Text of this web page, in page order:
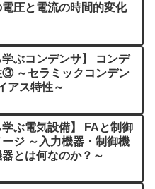
電圧と電流の時間的変化
学ぶコンデンサ】 コンデ
③ ～セラミックコンデン
アス特性～
学ぶ電気設備】 FAと制御
ジ ～入力機器・制御機
とは何なのか？～